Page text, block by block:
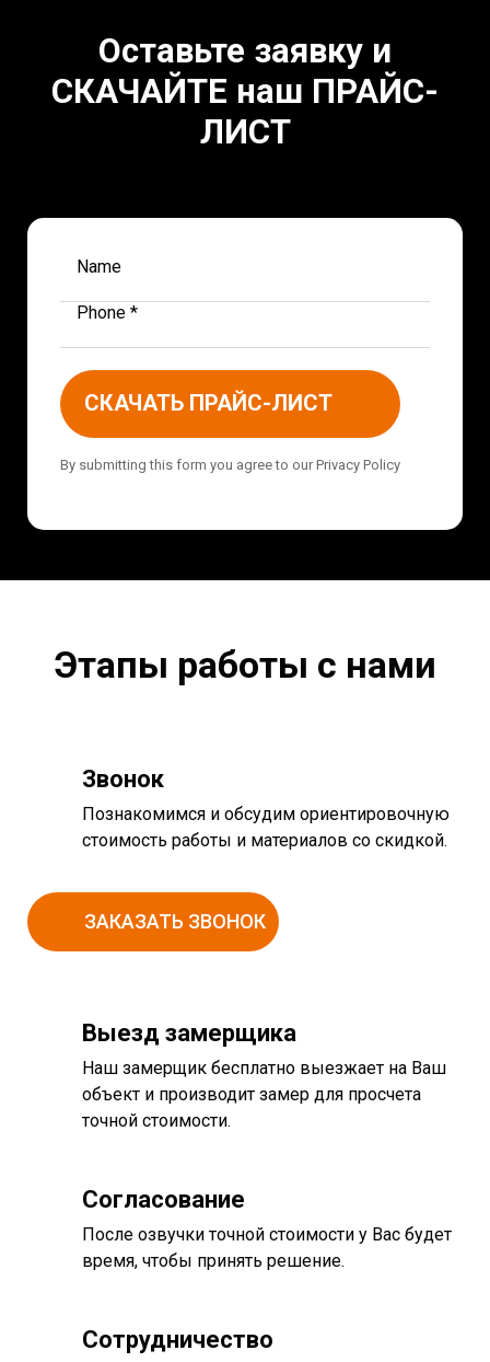
Оставьте заявку и
СКАЧАЙТЕ наш ПРАЙС-
ЛИСТ
Name
Phone *
СКАЧАТЬ ПРАЙС-ЛИСТ
By submitting this form you agree to our Privacy Policy
Этапы работы с нами
Звонок
Познакомимся и обсудим ориентировочную
стоимость работы и материалов со скидкой.
ЗАКАЗАТЬ ЗВОНОК
Выезд замерщика
Наш замерщик бесплатно выезжает на Ваш
объект и производит замер для просчета
точной стоимости.
Согласование
После озвучки точной стоимости у Вас будет
время, чтобы принять решение.
Сотрудничество